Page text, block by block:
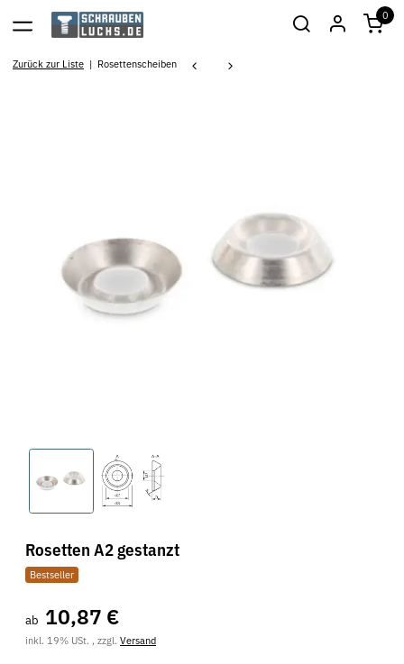
0
Zurück zur Liste Rosettenscheiben
Rosetten A2 gestanzt
Bestseller
ab 10,87 €
inkl. 19% USt. , zzgl. Versand